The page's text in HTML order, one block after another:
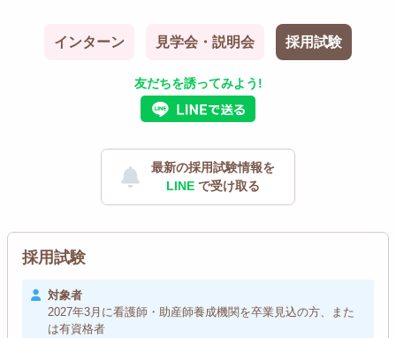
インターン 見学会・説明会 採用試験
友だちを誘ってみよう!
最新の採用試験情報を
LINE で受け取る
採用試験
対象者
2027年3月に看護師・助産師養成機関を卒業見込の方、また
は有資格者